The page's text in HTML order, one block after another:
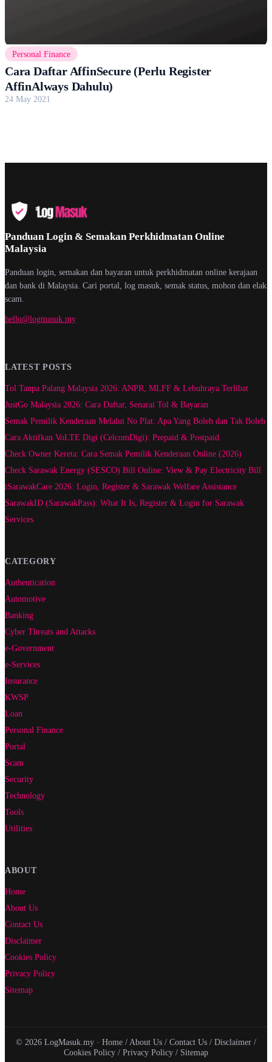
Personal Finance
Cara Daftar AffinSecure (Perlu Register
AffinAlways Dahulu)
24 May 2021
Panduan Login & Semakan Perkhidmatan Online
Malaysia
Panduan login, semakan dan bayaran untuk perkhidmatan online kerajaan
dan bank di Malaysia. Cari portal, log masuk, semak status, mohon dan elak
scam.
hello@logmasuk.my
LATEST POSTS
Tol Tanpa Palang Malaysia 2026: ANPR, MLFF & Lebuhraya Terlibat
JustGo Malaysia 2026: Cara Daftar, Senarai Tol & Bayaran
Semak Pemilik Kenderaan Melalui No Plat: Apa Yang Boleh dan Tak Boleh
Cara Aktifkan VoLTE Digi (CelcomDigi): Prepaid & Postpaid
Check Owner Kereta: Cara Semak Pemilik Kenderaan Online (2026)
Check Sarawak Energy (SESCO) Bill Online: View & Pay Electricity Bill
iSarawakCare 2026: Login, Register & Sarawak Welfare Assistance
SarawakID (SarawakPass): What It Is, Register & Login for Sarawak
Services
CATEGORY
Authentication
Automotive
Banking
Cyber Threats and Attacks
e-Government
e-Services
Insurance
KWSP
Loan
Personal Finance
Portal
Scam
Security
Technology
Tools
Utilities
ABOUT
Home
About Us
Contact Us
Disclaimer
Cookies Policy
Privacy Policy
Sitemap
© 2026 LogMasuk.my · Home / About Us / Contact Us / Disclaimer /
Cookies Policy / Privacy Policy / Sitemap